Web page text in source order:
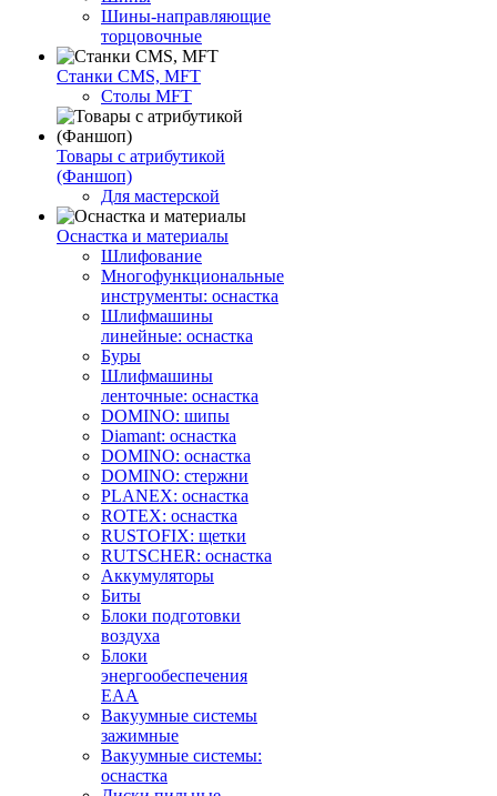
Шины-направляющие
торцовочные
Станки CMS, MFT
Столы MFT
Товары с атрибутикой
(Фаншоп)
Для мастерской
Оснастка и материалы
Шлифование
Многофункциональные
инструменты: оснастка
Шлифмашины
линейные: оснастка
Буры
Шлифмашины
ленточные: оснастка
DOMINO: шипы
Diamant: оснастка
DOMINO: оснастка
DOMINO: стержни
PLANEX: оснастка
ROTEX: оснастка
RUSTOFIX: щетки
RUTSCHER: оснастка
Аккумуляторы
Биты
Блоки подготовки
воздуха
Блоки
энергообеспечения
EAA
Вакуумные системы
зажимные
Вакуумные системы:
оснастка